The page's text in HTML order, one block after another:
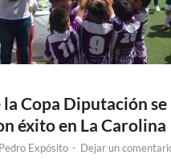
la Copa Diputación se
éxito en La Carolina
Pedro Expósito - Dejar un